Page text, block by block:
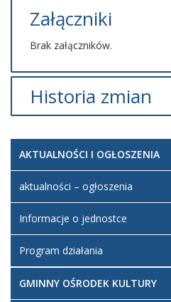
Załączniki
Brak załączników.
Historia zmian
Artykuł
został
utworzony.
poniedziałek,
23 listopad
AKTUALNOŚCI I OGŁOSZENIA
aktualności – ogłoszenia
Informacje o jednostce
Program działania
GMINNY OŚRODEK KULTURY